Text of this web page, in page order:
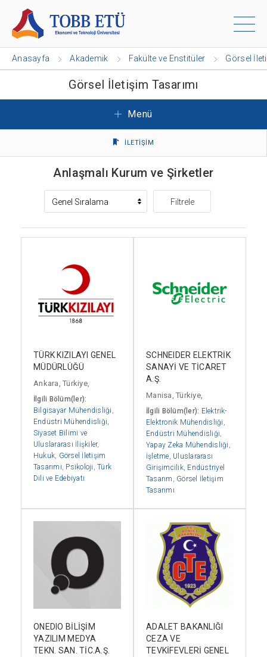
Anasayfa Akademik Fakülte ve Enstitüler Görsel
Görsel İletişim Tasarımı
Menü
İLETİŞİM
Anlaşmalı Kurum ve Şirketler
Filtrele
TÜRK KIZILAYI GENEL
MÜDÜRLÜĞÜ
Ankara, Türkiye,
İlgili Bölüm(ler):
Bilgisayar Mühendisliği ,
Endüstri Mühendisliği,
Siyaset Bilimi ve
Uluslararası İlişkiler,
Hukuk, Görsel İletişim
Tasarımı, Psikoloji ,Türk
Dili ve Edebiyatı
SCHNEIDER ELEKTRİK
SANAYİ VE TİCARET
A.Ş.
Manisa, Türkiye,
İlgili Bölüm(ler): Elektrik-
Elektronik Mühendisliği ,
Endüstri Mühendisliği,
Yapay Zeka Mühendisliği ,
İşletme, Uluslararası
Girişimcilik, Endüstriyel
Tasarım , Görsel İletişim
Tasarımı
ONEDIO BİLİŞİM
YAZILIM MEDYA
TEKN. SAN. TİC.A.Ş.
ADALET BAKANLIĞI
CEZA VE
TEVKİFEVLERİ GENEL